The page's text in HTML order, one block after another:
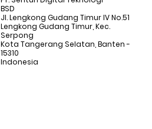
BSD
Jl. Lengkong Gudang Timur IV No.51
Lengkong Gudang Timur, Kec.
Serpong
Kota Tangerang Selatan, Banten -
15310
Indonesia